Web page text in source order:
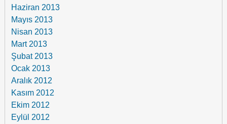
Haziran 2013
Mayıs 2013
Nisan 2013
Mart 2013
Şubat 2013
Ocak 2013
Aralık 2012
Kasım 2012
Ekim 2012
Eylül 2012